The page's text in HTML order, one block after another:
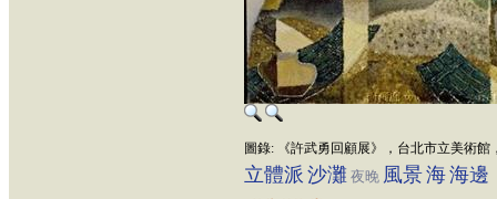
圖錄: 《許武勇回顧展》，台北市立美術館
立體派 沙灘 夜晚 風景海海邊